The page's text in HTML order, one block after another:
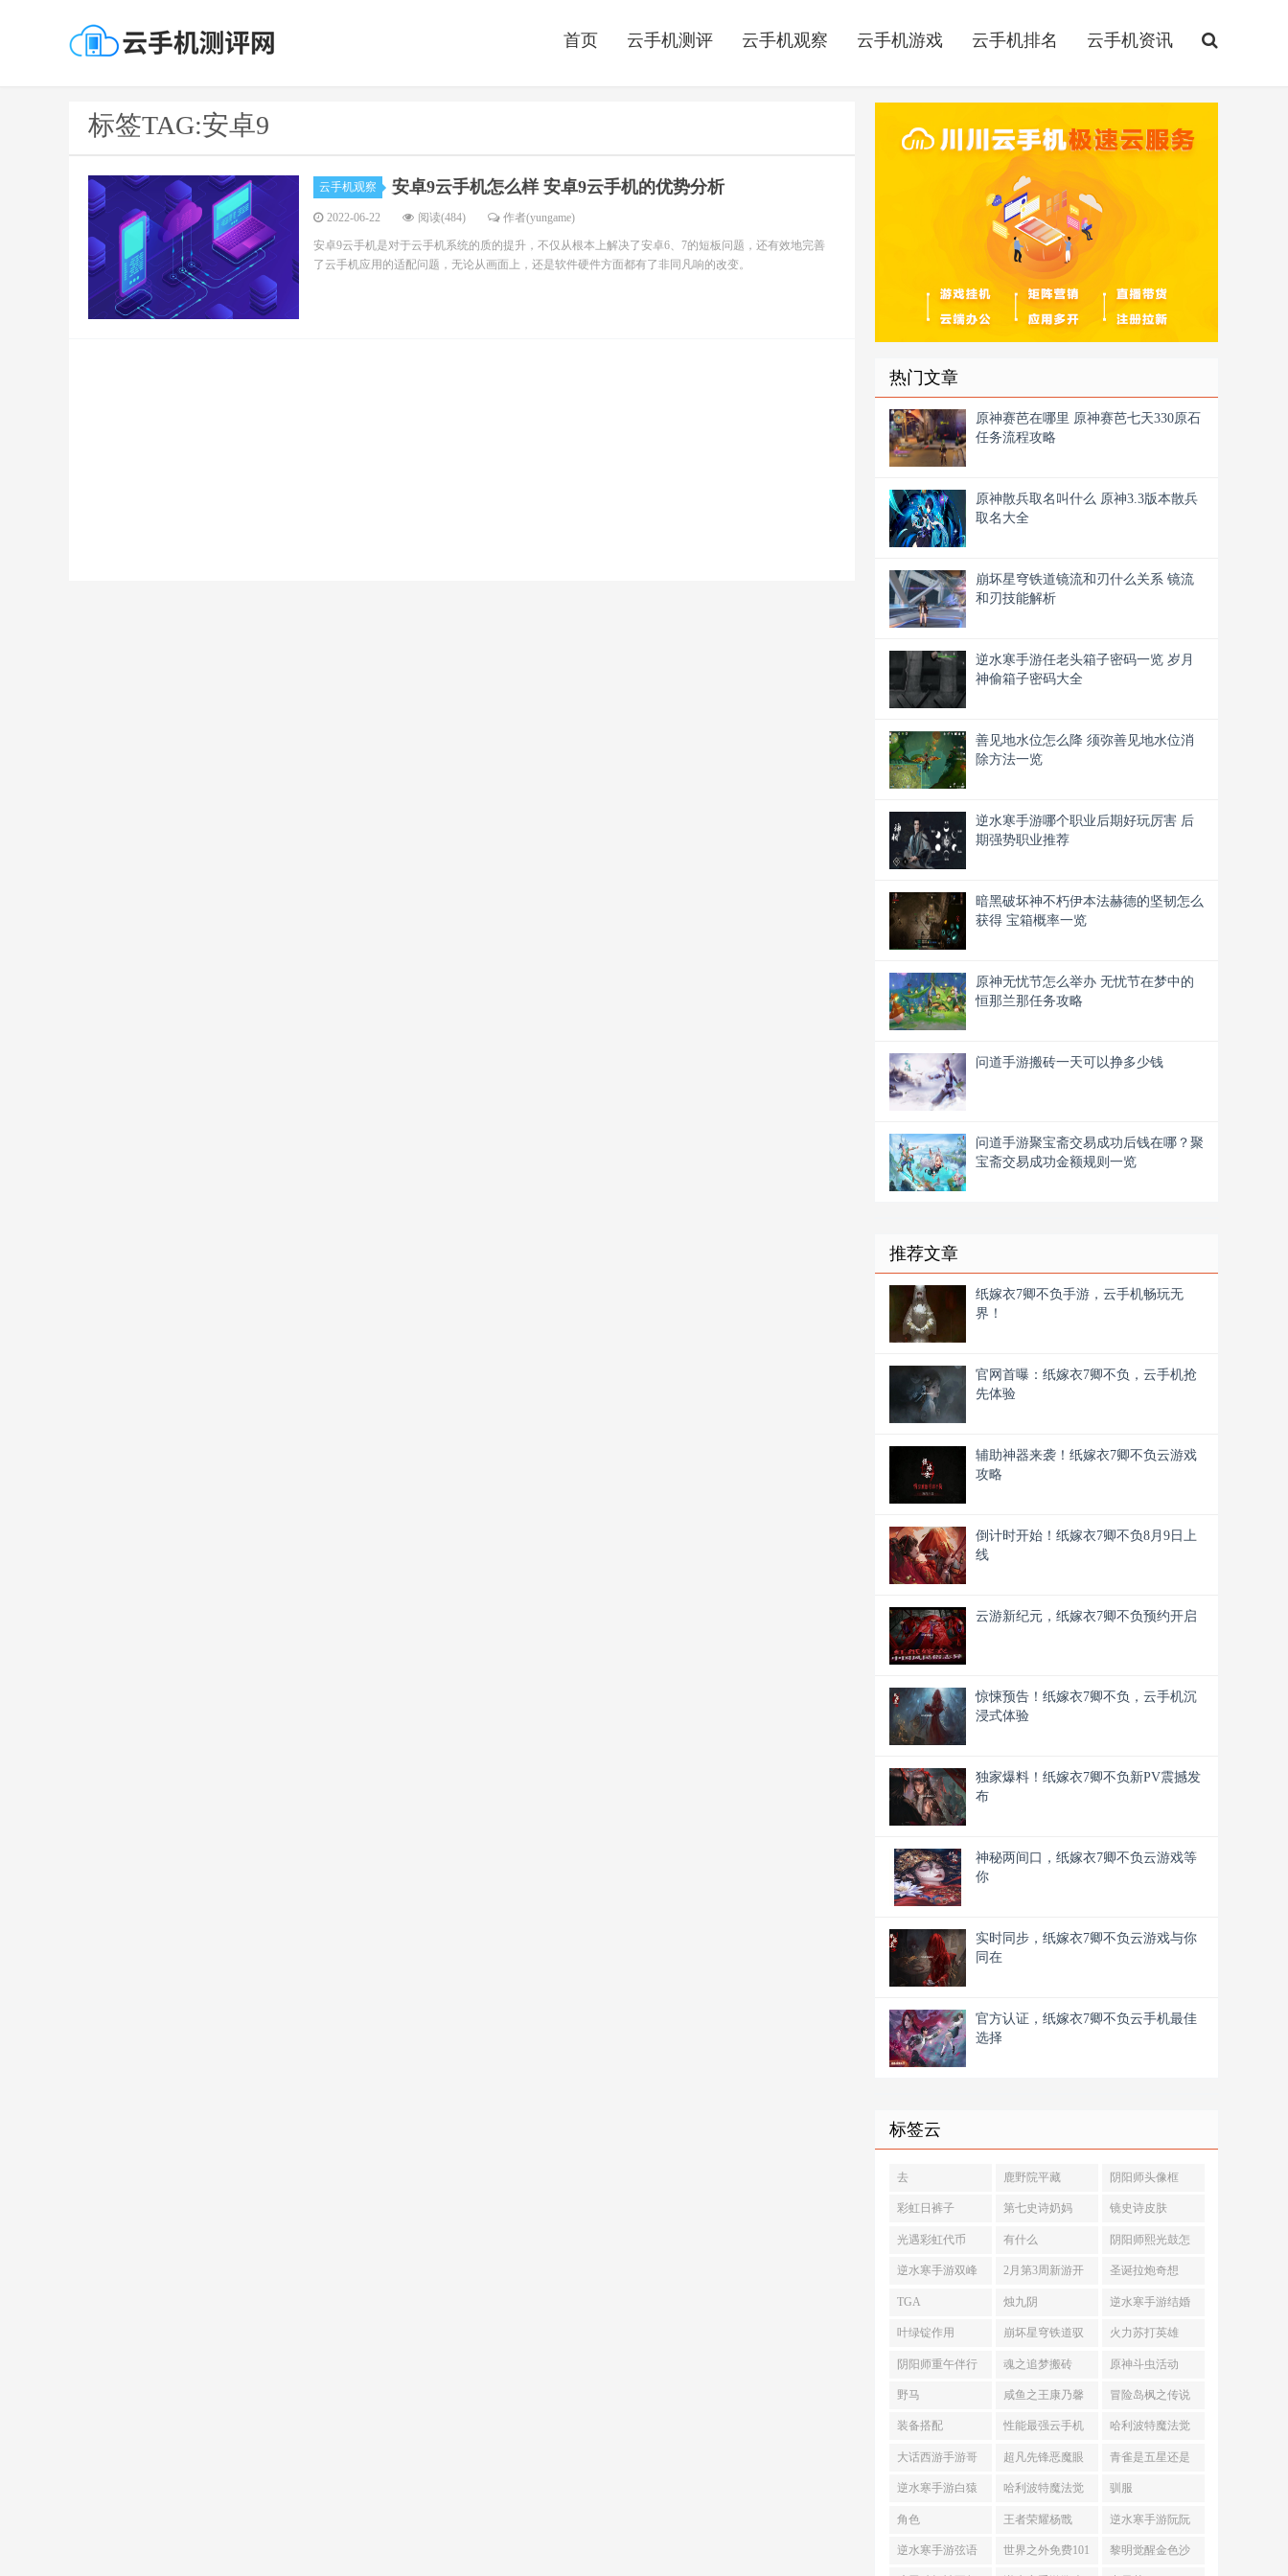
首页 云手机测评 云手机观察 云手机游戏 云手机排名 云手机资讯
标签TAG:安卓9
云手机观察 安卓9云手机怎么样 安卓9云手机的优势分析
2022-06-22 阅读(484) 作者(yungame)
安卓9云手机是对于云手机系统的质的提升，不仅从根本上解决了安卓6、7的短板问题，还有效地完善
了云手机应用的适配问题，无论从画面上，还是软件硬件方面都有了非同凡响的改变。
热门文章
原神赛芭在哪里 原神赛芭七天330原石
任务流程攻略
原神散兵取名叫什么 原神3.3版本散兵
取名大全
崩坏星穹铁道镜流和刃什么关系 镜流
和刃技能解析
逆水寒手游任老头箱子密码一览 岁月
神偷箱子密码大全
善见地水位怎么降 须弥善见地水位消
除方法一览
逆水寒手游哪个职业后期好玩厉害 后
期强势职业推荐
暗黑破坏神不朽伊本法赫德的坚韧怎么
获得 宝箱概率一览
原神无忧节怎么举办 无忧节在梦中的
恒那兰那任务攻略
问道手游搬砖一天可以挣多少钱
问道手游聚宝斋交易成功后钱在哪？聚
宝斋交易成功金额规则一览
推荐文章
纸嫁衣7卿不负手游，云手机畅玩无
界！
官网首曝：纸嫁衣7卿不负，云手机抢
先体验
辅助神器来袭！纸嫁衣7卿不负云游戏
攻略
倒计时开始！纸嫁衣7卿不负8月9日上
线
云游新纪元，纸嫁衣7卿不负预约开启
惊悚预告！纸嫁衣7卿不负，云手机沉
浸式体验
独家爆料！纸嫁衣7卿不负新PV震撼发
布
神秘两间口，纸嫁衣7卿不负云游戏等
你
实时同步，纸嫁衣7卿不负云游戏与你
同在
官方认证，纸嫁衣7卿不负云手机最佳
选择
标签云
去 鹿野院平藏 阴阳师头像框
彩虹日裤子 第七史诗奶妈 镜史诗皮肤
光遇彩虹代币 有什么 阴阳师熙光鼓怎
么获得
逆水寒手游双峰
照影石头怎么摆
放
2月第3周新游开
测表
圣诞拉炮奇想
TGA 烛九阴 逆水寒手游结婚
信物
叶绿锭作用 崩坏星穹铁道驭
空
火力苏打英雄
阴阳师重午伴行
活动
魂之追梦搬砖 原神斗虫活动
野马 咸鱼之王康乃馨
兑换什么好
冒险岛枫之传说
炎术士拿什么武
器
装备搭配 性能最强云手机
软件
哈利波特魔法觉
醒圣诞
大话西游手游哥
俩好多少钱
超凡先锋恶魔眼 青雀是五星还是
四星
逆水寒手游白猿
公不朽木怎么获
取
哈利波特魔法觉
醒魔法硬币怎么
获得
驯服
角色 王者荣耀杨戬 逆水寒手游阮阮
逆水寒手游弦语 世界之外免费101 黎明觉醒金色沙